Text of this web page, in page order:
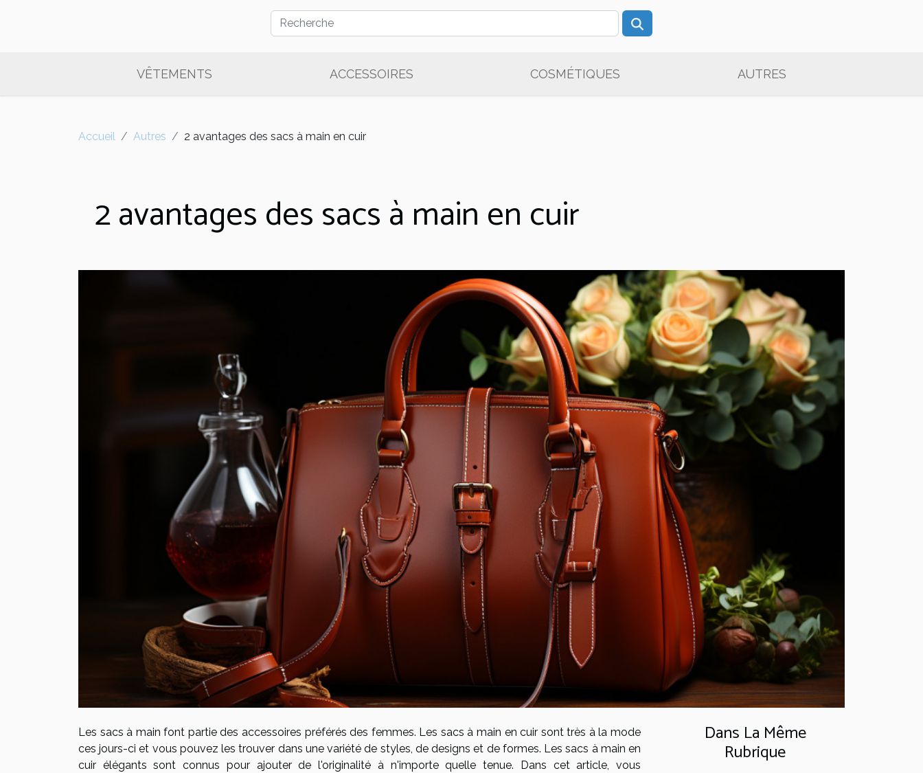
VÊTEMENTS ACCESSOIRES COSMÉTIQUES AUTRES
Accueil Autres 2 avantages des sacs à main en cuir
2 avantages des sacs à main en cuir
Les sacs à main font partie des accessoires préférés des femmes. Les sacs à main en cuir sont très à la mode
ces jours-ci et vous pouvez les trouver dans une variété de styles, de designs et de formes. Les sacs à main en
cuir élégants sont connus pour ajouter de l'originalité à n'importe quelle tenue. Dans cet article, vous
Dans La Même
Rubrique